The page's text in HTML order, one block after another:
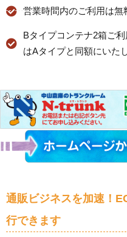
営業時間内のご利用は無
Bタイプコンテナ2箱ご
はAタイプと同額にいた
通販ビジネスを加速！
行できます